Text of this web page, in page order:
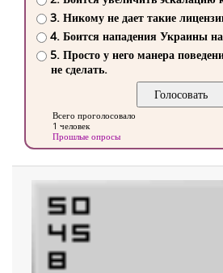
3. Никому не дает такие
4. Боится нападения Украины
5. Просто у него манера
не сделать.
Всего проголосовало
1 человек
Прошлые опросы